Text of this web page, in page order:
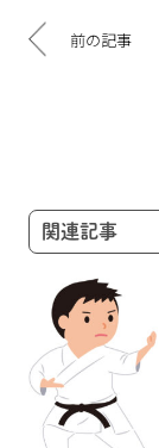
稿
ナ
ョ
ン
前の記事
関連記事